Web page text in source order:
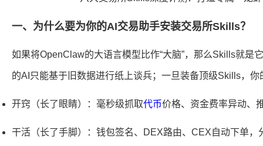
一、为什么要为你的AI交易助手安装交易所Skills？
如果将OpenClaw的大语言模型比作“大脑”，那么Skills就是
的AI只能基于旧数据进行纸上谈兵；一旦装备顶级Skills，
开窍（长了眼睛）：毫秒级抓取代币价格、资金费率异动、
干活（长了手脚）：钱包签名、DEX路由、CEX自动下单，